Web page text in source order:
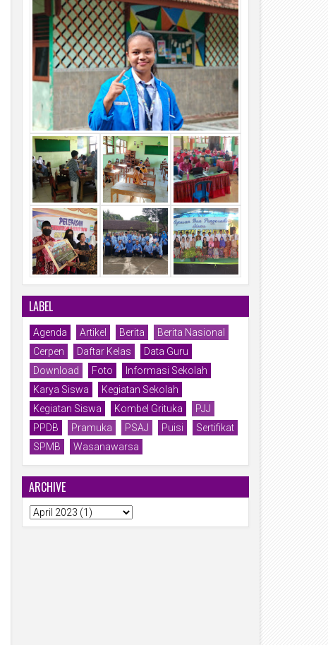
LABEL
Agenda Artikel Berita
Berita Nasional
Cerpen
Daftar Kelas
Data Guru
Download
Foto
Informasi Sekolah
Karya Siswa
Kegiatan Sekolah
Kegiatan Siswa
Kombel Grituka
PJJ
PPDB
Pramuka PSAJ Puisi
Sertifikat
SPMB
Wasanawarsa
ARCHIVE